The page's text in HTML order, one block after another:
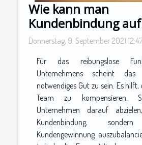
Wie kann man
Kundenbindung
Donnerstag, 9. September 2021
Für das reibungslose
Unternehmens scheint das
notwendiges Gut zu sein. Es
Team zu kompensieren.
Unternehmen darauf
Kundenbindung,
Kundengewinnung